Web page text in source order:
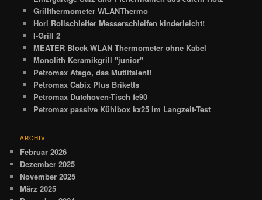
Grillthermometer WLANThermo
Horl Rollschleifer Messerschleifen kinderleicht!
I-Grill 2
MEATER Block WLAN Thermometer ohne Kabel
Monolith Keramikgrill "junior"
Petromax Atago, das Mutlitalent!
Petromax Cabix Plus Briketts
Petromax Dutchoven-Tisch fe90
Petromax passive Kühlbox kx25 im Langzeit-Test
ARCHIV
Februar 2026
Dezember 2025
November 2025
März 2025